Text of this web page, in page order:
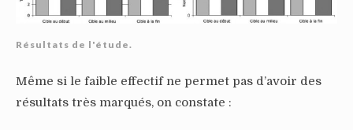
Résultats de l'étude.
Même si le faible effectif ne permet pas d’avoir des
résultats très marqués, on constate :